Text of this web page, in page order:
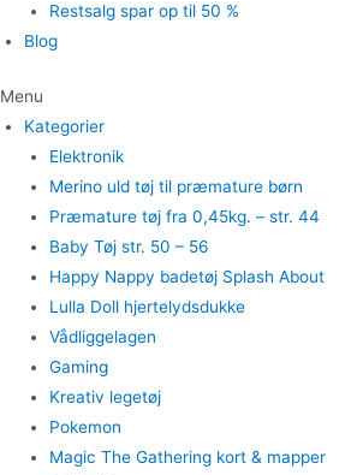
Restsalg spar op til 50 %
Blog
Menu
Kategorier
Elektronik
Merino uld tøj til præmature børn
Præmature tøj fra 0,45kg. – str. 44
Baby Tøj str. 50 – 56
Happy Nappy badetøj Splash About
Lulla Doll hjertelydsdukke
Vådliggelagen
Gaming
Kreativ legetøj
Pokemon
Magic The Gathering kort & mapper